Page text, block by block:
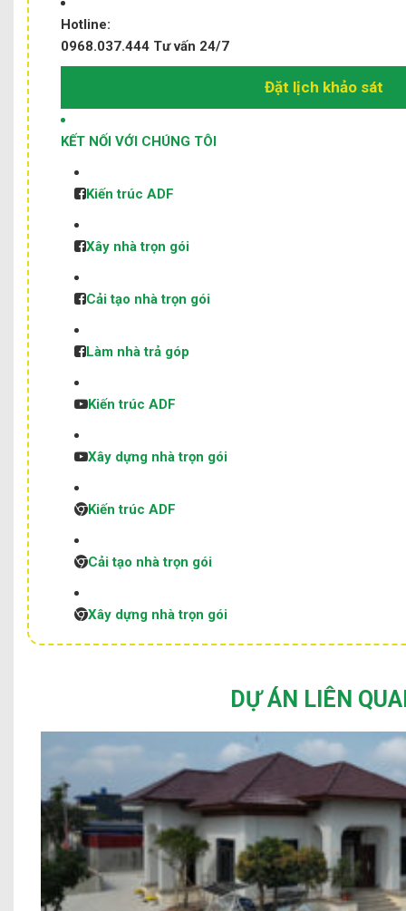
Hotline:
0968.037.444 Tư vấn 24/7
Đặt lịch khảo sát
KẾT NỐI VỚI CHÚNG TÔI
Kiến trúc ADF
Xây nhà trọn gói
Cải tạo nhà trọn gói
Làm nhà trả góp
Kiến trúc ADF
Xây dựng nhà trọn gói
Kiến trúc ADF
Cải tạo nhà trọn gói
Xây dựng nhà trọn gói
DỰ ÁN LIÊN